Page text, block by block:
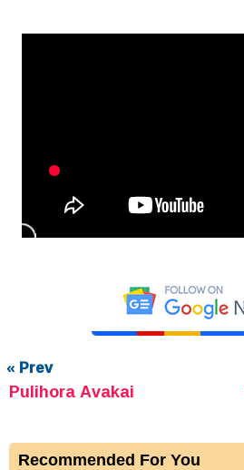
« Prev
Pulihora Avakai
Recommended For You